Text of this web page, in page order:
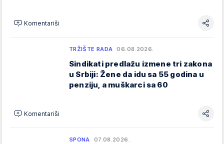
Komentariši
TRŽIŠTE RADA 06.08.2026.
Sindikati predlažu izmene tri zakona
u Srbiji: Žene da idu sa 55 godina u
penziju, a muškarci sa 60
Komentariši
SPONA 07.08.2026.